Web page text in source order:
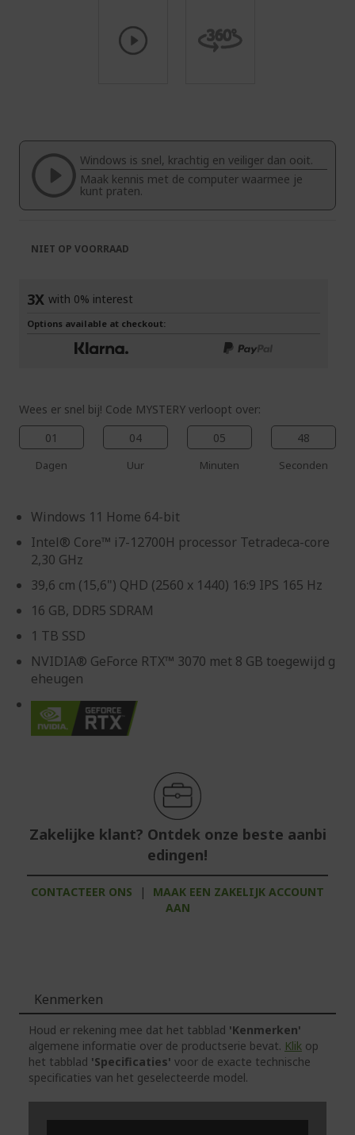
begin
afbeeldingen-
gallerij
Windows is snel, krachtig en veiliger dan ooit.
Maak kennis met de computer waarmee je
kunt praten.
Wees er snel bij! Code MYSTERY verloopt over:
01
Dagen
04
Uur
05
Minuten
47
Seconden
Windows 11 Home 64-bit
Intel® Core™ i7-12700H processor Tetradeca-core
2,30 GHz
39,6 cm (15,6") QHD (2560 x 1440) 16:9 IPS 165 Hz
16 GB, DDR5 SDRAM
1 TB SSD
NVIDIA® GeForce RTX™ 3070 met 8 GB toegewijd g
eheugen
Zakelijke klant? Ontdek onze beste aanbi
edingen!
CONTACTEER ONS |
MAAK EEN ZAKELIJK ACCOUNT
AAN
NIET OP VOORRAAD
3X with 0% interest
Options available at checkout:
Kenmerken
Houd er rekening mee dat het tabblad 'Kenmerken'
algemene informatie over de productserie bevat. Klik op
het tabblad 'Specificaties' voor de exacte technische
specificaties van het geselecteerde model.